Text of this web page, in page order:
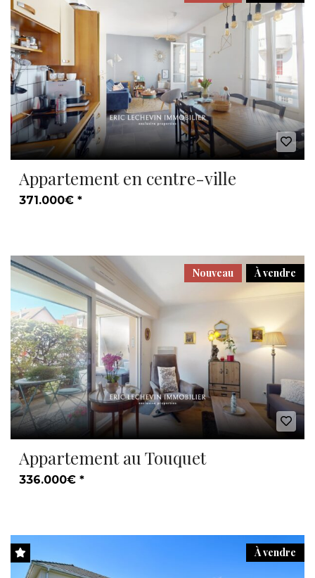
Appartement en centre-ville
371.000€ *
À vendre
Nouveau
Appartement au Touquet
336.000€ *
À vendre